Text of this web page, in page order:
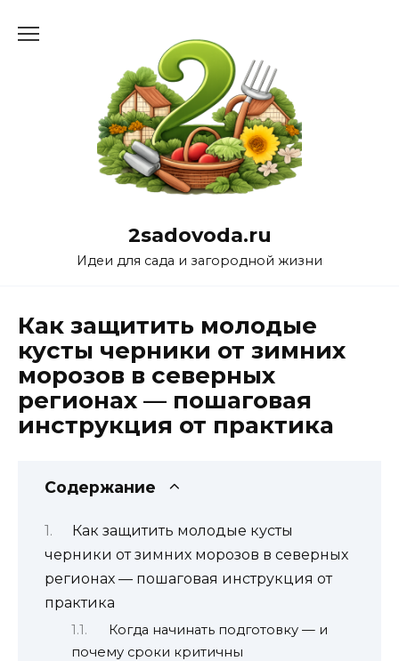
2sadovoda.ru
Идеи для сада и загородной жизни
Как защитить молодые
кусты черники от зимних
морозов в северных
регионах — пошаговая
инструкция от практика
Содержание
Как защитить молодые кусты
черники от зимних морозов в северных
регионах — пошаговая инструкция от
практика
Когда начинать подготовку — и
почему сроки критичны